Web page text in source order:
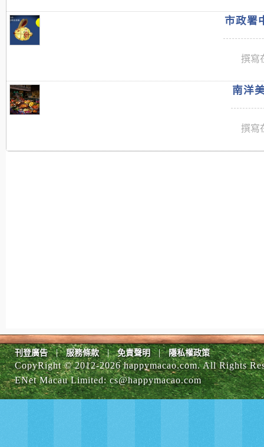
市政署
撰寫
南洋
撰寫
刊登廣告 | 服務條款 | 免責聲明 | 隱私權政策
CopyRight © 2012-2026 happymacao.com. All Rights
ENet Macau Limited:cs@happymacao.com